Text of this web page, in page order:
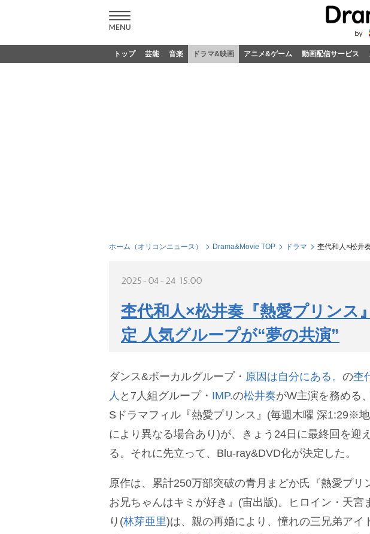
トップ 芸能 音楽 ドラマ&映画 アニメ&ゲーム 動画配信サービス
ホーム（オリコンニュース） Drama&Movie TOP ドラマ 杢代和人×松井
2025-04-24 15:00
杢代和人×松井奏『熱愛プリンス
定 人気グループが“夢の共演”
ダンス&ボーカルグループ・ 原因は自分にある。 の杢
人 と7人組グループ・ IMP.の松井奏がW主演を務める
Sドラマフィル『熱愛プリンス』(毎週木曜 深1:29※
により異なる場合あり)が、きょう24日に最終回を迎え
る。それに先立って、Blu-ray&DVD化が決定した。
原作は、累計250万部突破の青月まどか氏『熱愛プリ
お兄ちゃんはキミが好き』(宙出版)。ヒロイン・天宮
り(林芽亜里)は、親の再婚により、憧れの三兄弟アイ